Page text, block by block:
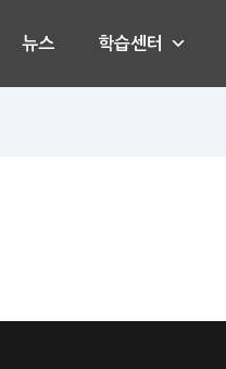
뉴스 학습센터